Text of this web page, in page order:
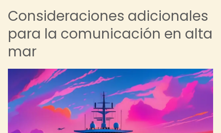
Consideraciones adicionales
para la comunicación en alta
mar